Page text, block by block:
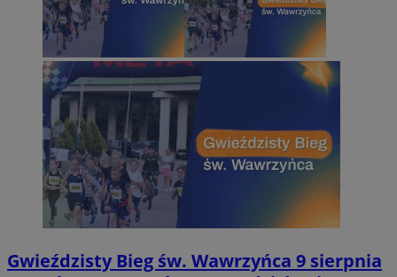
Gwieździsty Bieg św. Wawrzyńca 9 sierpnia